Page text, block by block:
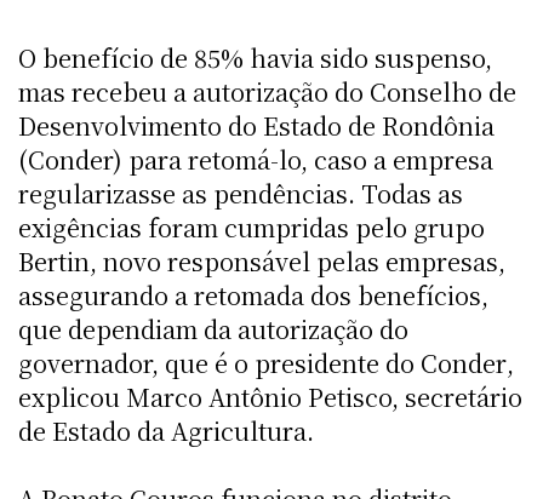
O benefício de 85% havia sido suspenso,
mas recebeu a autorização do Conselho de
Desenvolvimento do Estado de Rondônia
(Conder) para retomá-lo, caso a empresa
regularizasse as pendências. Todas as
exigências foram cumpridas pelo grupo
Bertin, novo responsável pelas empresas,
assegurando a retomada dos benefícios,
que dependiam da autorização do
governador, que é o presidente do Conder,
explicou Marco Antônio Petisco, secretário
de Estado da Agricultura.